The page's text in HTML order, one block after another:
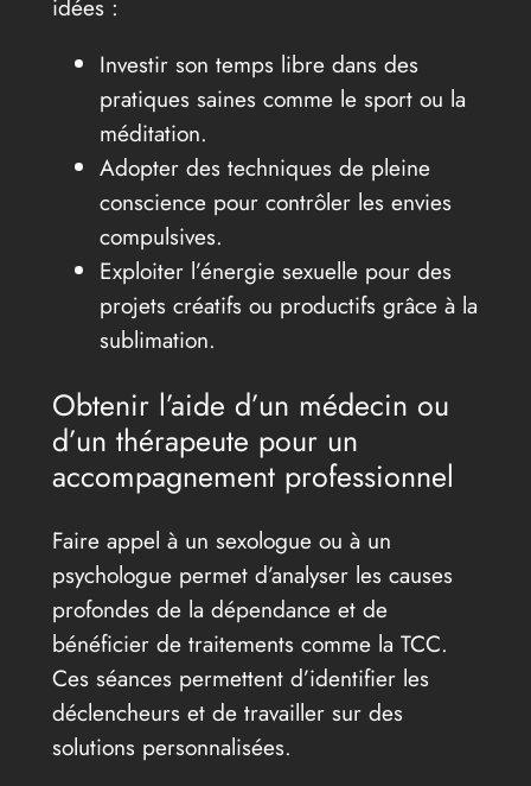
idées :
Investir son temps libre dans des
pratiques saines comme le sport ou la
méditation.
Adopter des techniques de pleine
conscience pour contrôler les envies
compulsives.
Exploiter l’énergie sexuelle pour des
projets créatifs ou productifs grâce à la
sublimation.
Obtenir l’aide d’un médecin ou
d’un thérapeute pour un
accompagnement professionnel
Faire appel à un sexologue ou à un
psychologue permet d’analyser les causes
profondes de la dépendance et de
bénéficier de traitements comme la TCC.
Ces séances permettent d’identifier les
déclencheurs et de travailler sur des
solutions personnalisées.